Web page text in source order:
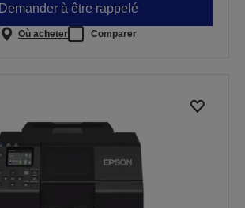
Demander à être rappelé
Où acheter Comparer